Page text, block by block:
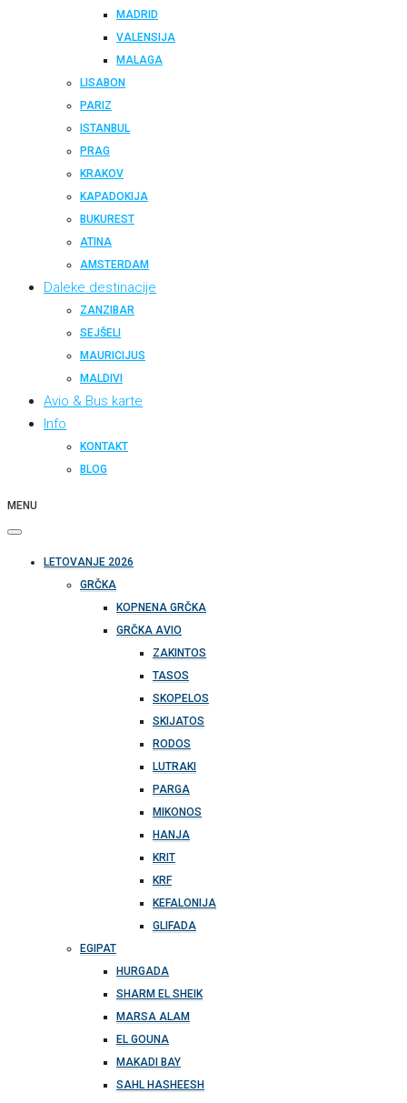
MADRID
VALENSIJA
MALAGA
LISABON
PARIZ
ISTANBUL
PRAG
KRAKOV
KAPADOKIJA
BUKUREST
ATINA
AMSTERDAM
Daleke destinacije
ZANZIBAR
SEJŠELI
MAURICIJUS
MALDIVI
Avio & Bus karte
Info
KONTAKT
BLOG
MENU
LETOVANJE 2026
GRČKA
KOPNENA GRČKA
GRČKA AVIO
ZAKINTOS
TASOS
SKOPELOS
SKIJATOS
RODOS
LUTRAKI
PARGA
MIKONOS
HANJA
KRIT
KRF
KEFALONIJA
GLIFADA
EGIPAT
HURGADA
SHARM EL SHEIK
MARSA ALAM
EL GOUNA
MAKADI BAY
SAHL HASHEESH